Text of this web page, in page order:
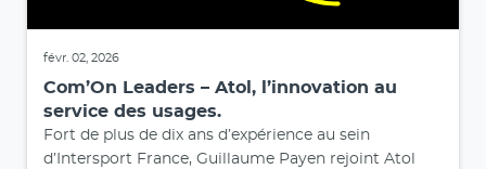
févr. 02, 2026
Com’On Leaders – Atol, l’innovation au
service des usages.
Fort de plus de dix ans d’expérience au sein
d’Intersport France, Guillaume Payen rejoint Atol